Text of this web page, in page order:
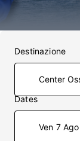
Destinazione
Dates
Ven 7